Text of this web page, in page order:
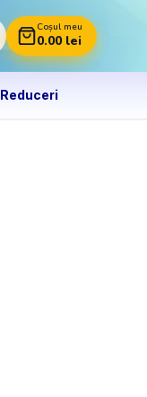
Coșul meu
0.00lei
Reduceri